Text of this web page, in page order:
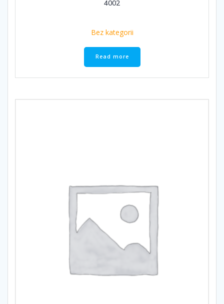
4002
Bez kategorii
Read more